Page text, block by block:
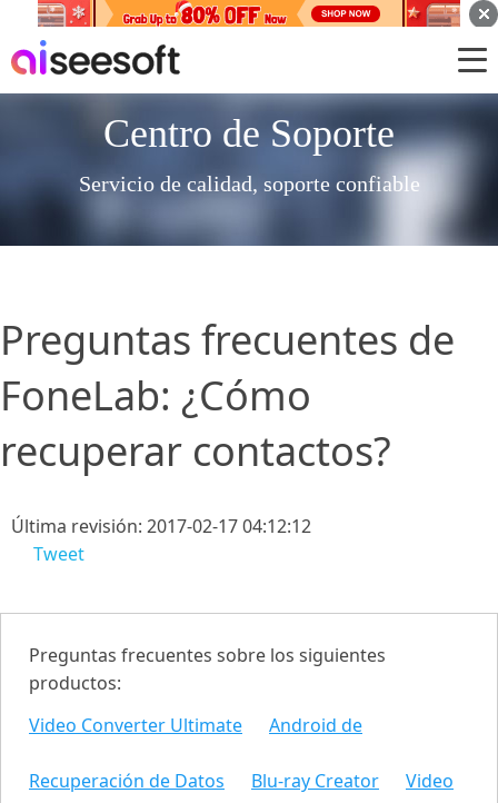
Centro de Soporte
Servicio de calidad, soporte confiable
Preguntas frecuentes de
FoneLab: ¿Cómo
recuperar contactos?
Última revisión: 2017-02-17 04:12:12
Tweet
Preguntas frecuentes sobre los siguientes
productos:
Video Converter Ultimate
Android de
Recuperación de Datos Blu-ray Creator Video